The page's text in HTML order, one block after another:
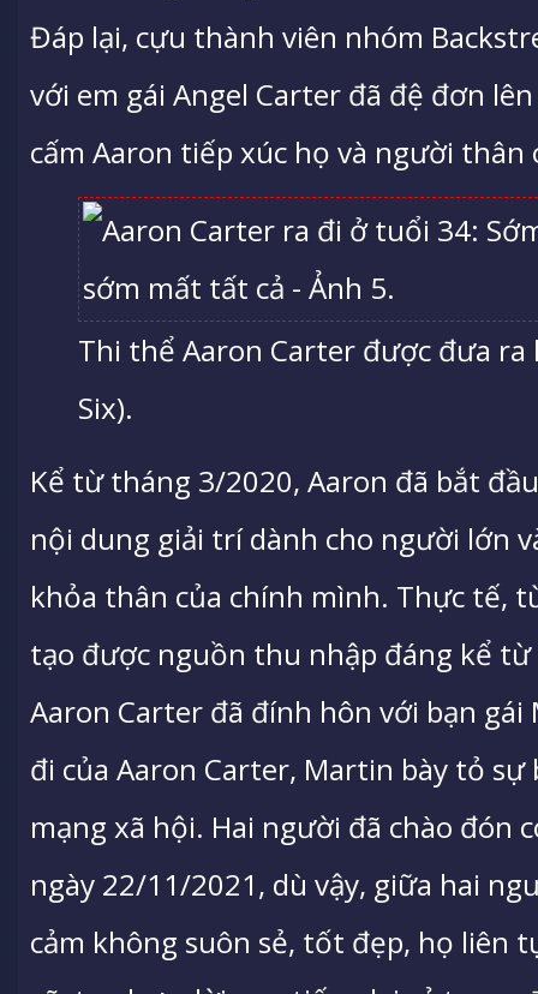
Đáp lại, cựu thành viên nhóm
với em gái Angel Carter đã đệ đơn
cấm Aaron tiếp xúc họ và người thân
Thi thể Aaron Carter được đưa ra
Six).
Kể từ tháng 3/2020, Aaron đã bắt
nội dung giải trí dành cho người lớn
khỏa thân của chính mình. Thực tế,
tạo được nguồn thu nhập đáng kể
Aaron Carter đã đính hôn với bạn
đi của Aaron Carter, Martin bày tỏ
mạng xã hội. Hai người đã chào đón
ngày 22/11/2021, dù vậy, giữa hai
cảm không suôn sẻ, tốt đẹp, họ liên